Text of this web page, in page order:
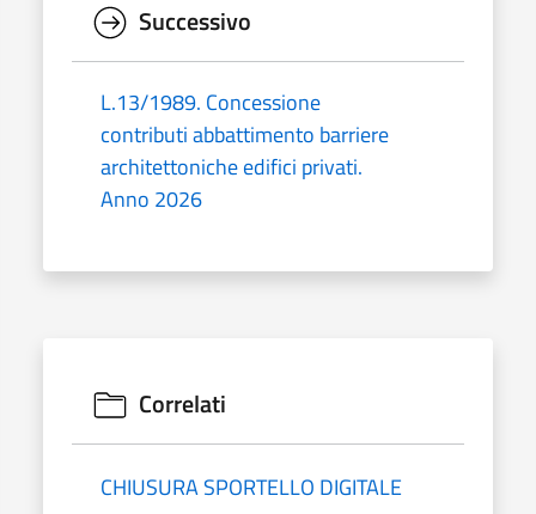
Successivo
L.13/1989. Concessione
contributi abbattimento barriere
architettoniche edifici privati.
Anno 2026
Correlati
CHIUSURA SPORTELLO DIGITALE